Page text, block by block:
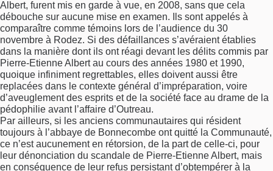
Albert, furent mis en garde à vue, en 2008, sans que cela
débouche sur aucune mise en examen. Ils sont appelés à
comparaître comme témoins lors de l’audience du 30
novembre à Rodez. Si des défaillances s’avéraient établies
dans la manière dont ils ont réagi devant les délits commis par
Pierre-Etienne Albert au cours des années 1980 et 1990,
quoique infiniment regrettables, elles doivent aussi être
replacées dans le contexte général d’impréparation, voire
d’aveuglement des esprits et de la société face au drame de la
pédophilie avant l’affaire d’Outreau.
Par ailleurs, si les anciens communautaires qui résident
toujours à l’abbaye de Bonnecombe ont quitté la Communauté,
ce n’est aucunement en rétorsion, de la part de celle-ci, pour
leur dénonciation du scandale de Pierre-Etienne Albert, mais
en conséquence de leur refus persistant d’obtempérer à la